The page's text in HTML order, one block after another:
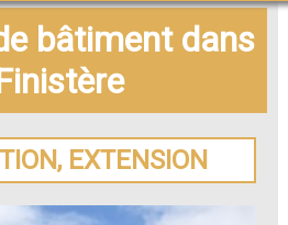
bâtiment dans
EXTENSION